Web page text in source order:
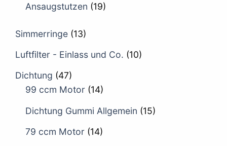
Ansaugstutzen (19)
Simmerringe (13)
Luftfilter - Einlass und Co. (10)
Dichtung (47)
99 ccm Motor (14)
Dichtung Gummi Allgemein (15)
79 ccm Motor (14)